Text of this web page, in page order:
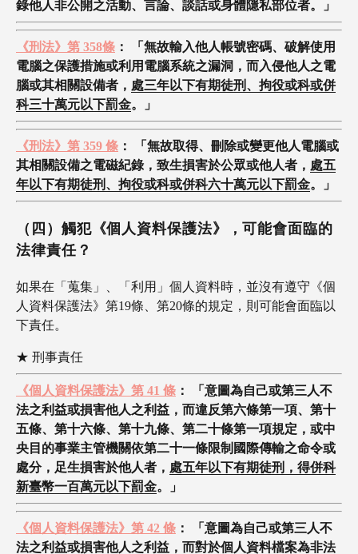
錄他人非公開之活動、言論、談話或身體隱私部位者。」
《刑法》第 358條 ： 「無故輸入他人帳號密碼、破解使用
電腦之保護措施或利用電腦系統之漏洞，而入侵他人之電
腦或其相關設備者， 處三年以下有期徒刑、拘役或科或併
科三十萬元以下罰金。」
《刑法》第 359 條 ： 「無故取得、刪除或變更他人電腦或
其相關設備之電磁紀錄，致生損害於公眾或他人者， 處五
年以下有期徒刑、拘役或科或併科六十萬元以下罰金。」
（四）觸犯《個人資料保護法》，可能會面臨的
法律責任？
如果在「蒐集」、「利用」個人資料時，並沒有遵守《個
人資料保護法》第19條、第20條的規定，則可能會面臨以
下責任。
★ 刑事責任
《個人資料保護法》第 41 條 ： 「意圖為自己或第三人不
法之利益或損害他人之利益，而違反第六條第一項、第十
五條、第十六條、第十九條、第二十條第一項規定，或中
央目的事業主管機關依第二十一條限制國際傳輸之命令或
處分，足生損害於他人者， 處五年以下有期徒刑，得併科
新臺幣一百萬元以下罰金。」
《個人資料保護法》第 42 條 ： 「意圖為自己或第三人不
法之利益或損害他人之利益，而對於個人資料檔案為非法